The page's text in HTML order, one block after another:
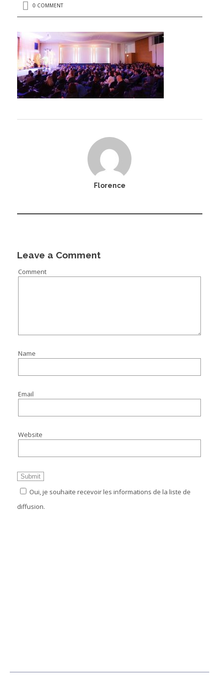
0 COMMENT
Florence
Leave a Comment
Comment
Name
Email
Website
Oui, je souhaite recevoir les informations de la liste de
diffusion.